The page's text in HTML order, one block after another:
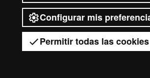
Configurar mis
Permitir todas las cookies